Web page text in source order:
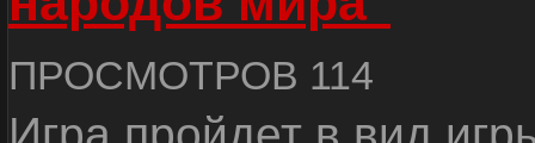
ПРОСМОТРОВ 114